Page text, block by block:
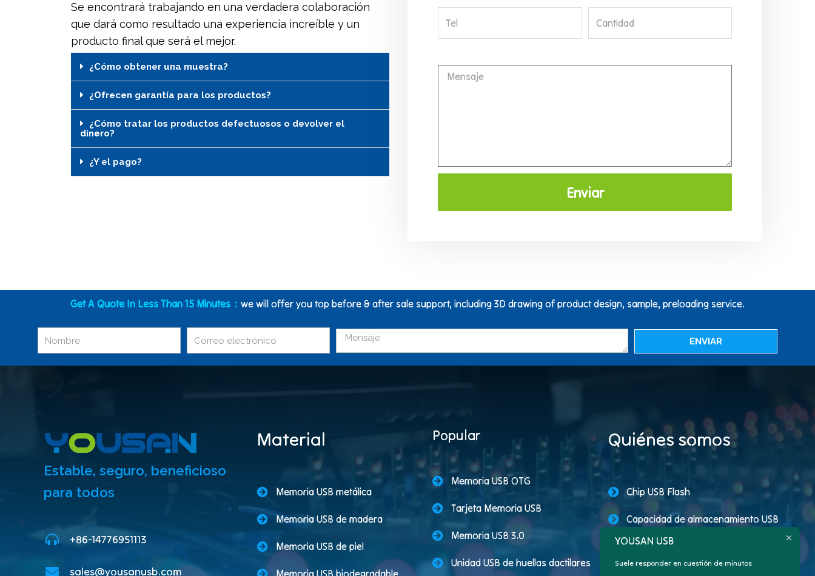
Se encontrará trabajando en una verdadera colaboración
que dará como resultado una experiencia increíble y un
producto final que será el mejor.
¿Cómo obtener una muestra?
¿Ofrecen garantía para los productos?
¿Cómo tratar los productos defectuosos o devolver el
dinero?
¿Y el pago?
Enviar
Get A Quote In Less Than 15 Minutes： we will offer you top before & after sale support, including 3D drawing of product design, sample, preloading service.
ENVIAR
Estable, seguro, beneficioso
para todos
+86-14776951113
sales@yousanusb.com
Material
Memoria USB metálica
Memoria USB de madera
Memoria USB de piel
Memoria USB biodegradable
Popular
Memoria USB OTG
Tarjeta Memoria USB
Memoria USB 3.0
Unidad USB de huellas dactilares
Quiénes somos
Chip USB Flash
Capacidad de almacenamiento USB
Memorias USB promocionales
YOUSAN USB
Suele responder en cuestión de minutos